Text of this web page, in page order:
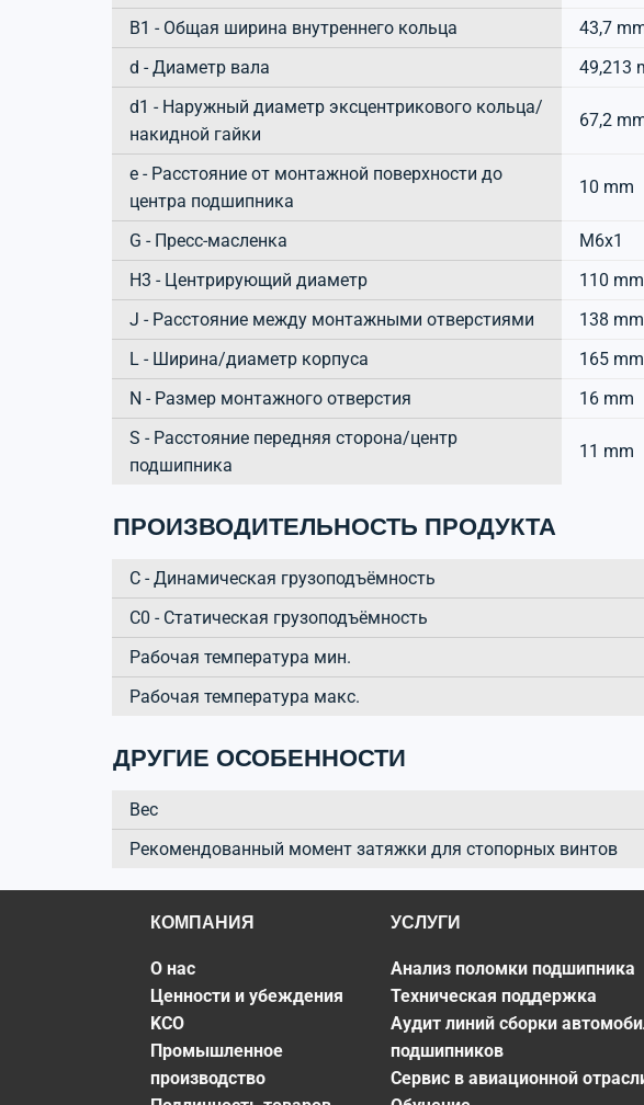
B1 - Общая ширина внутреннего кольца
43,7
d - Диаметр вала
49,213
d1 - Наружный диаметр эксцентрикового кольца/
накидной гайки
67,2
e - Расстояние от монтажной поверхности до
центра подшипника
10 mm
G - Пресс-масленка
M6x1
H3 - Центрирующий диаметр
110 mm
J - Расстояние между монтажными отверстиями
138 mm
L - Ширина/диаметр корпуса
165 mm
N - Размер монтажного отверстия
16 mm
S - Расстояние передняя сторона/центр
подшипника
11 mm
ПРОИЗВОДИТЕЛЬНОСТЬ ПРОДУКТА
C - Динамическая грузоподъёмность
C0 - Статическая грузоподъёмность
Рабочая температура мин.
Рабочая температура макс.
ДРУГИЕ ОСОБЕННОСТИ
Вес
Рекомендованный момент затяжки для стопорных винтов
КОМПАНИЯ
О нас
Ценности и убеждения
KCO
Промышленное
производство
УСЛУГИ
Анализ поломки подшипника
Техническая поддержка
Аудит линий сборки
подшипников
Сервис в авиационной